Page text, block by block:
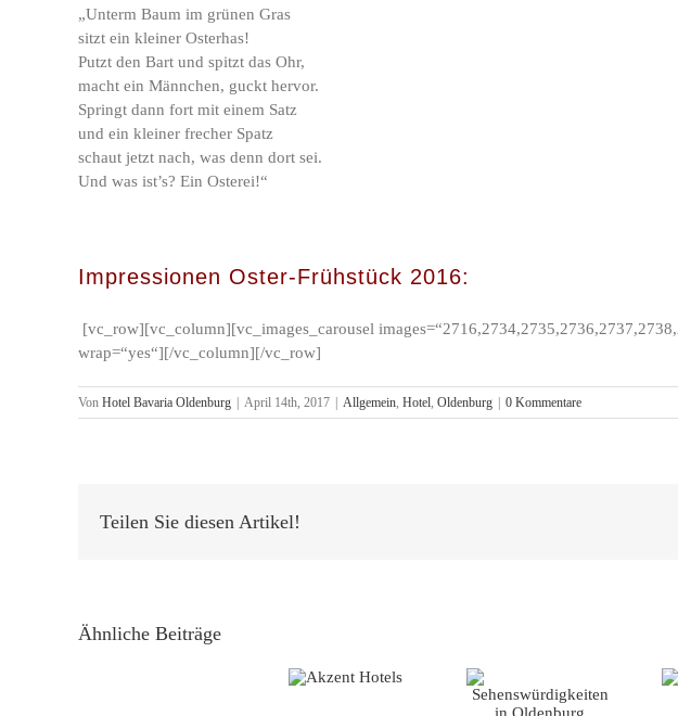
„Unterm Baum im grünen Gras
sitzt ein kleiner Osterhas!
Putzt den Bart und spitzt das Ohr,
macht ein Männchen, guckt hervor.
Springt dann fort mit einem Satz
und ein kleiner frecher Spatz
schaut jetzt nach, was denn dort sei.
Und was ist’s? Ein Osterei!“
Impressionen Oster-Frühstück 2016:
[vc_row][vc_column][vc_images_carousel
wrap=“yes“][/vc_column][/vc_row]
Von Hotel Bavaria Oldenburg April 14th, 2017 Allgemein, Hotel, Oldenburg 0 Kommentare
Teilen Sie diesen Artikel!
Ähnliche Beiträge